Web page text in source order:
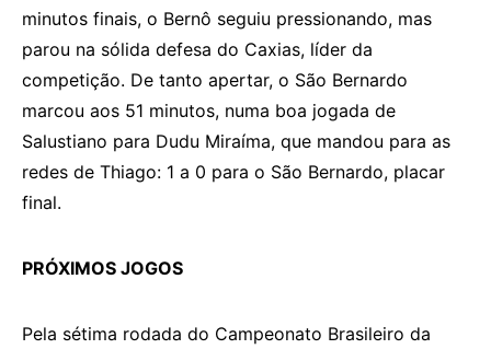
minutos finais, o Bernô seguiu pressionando, mas
parou na sólida defesa do Caxias, líder da
competição. De tanto apertar, o São Bernardo
marcou aos 51 minutos, numa boa jogada de
Salustiano para Dudu Miraíma, que mandou para as
redes de Thiago: 1 a 0 para o São Bernardo, placar
final.
PRÓXIMOS JOGOS
Pela sétima rodada do Campeonato Brasileiro da